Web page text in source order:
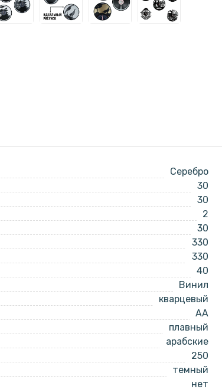
Серебро
30
30
2
30
330
330
40
Винил
кварцевый
AA
плавный
арабские
250
темный
нет